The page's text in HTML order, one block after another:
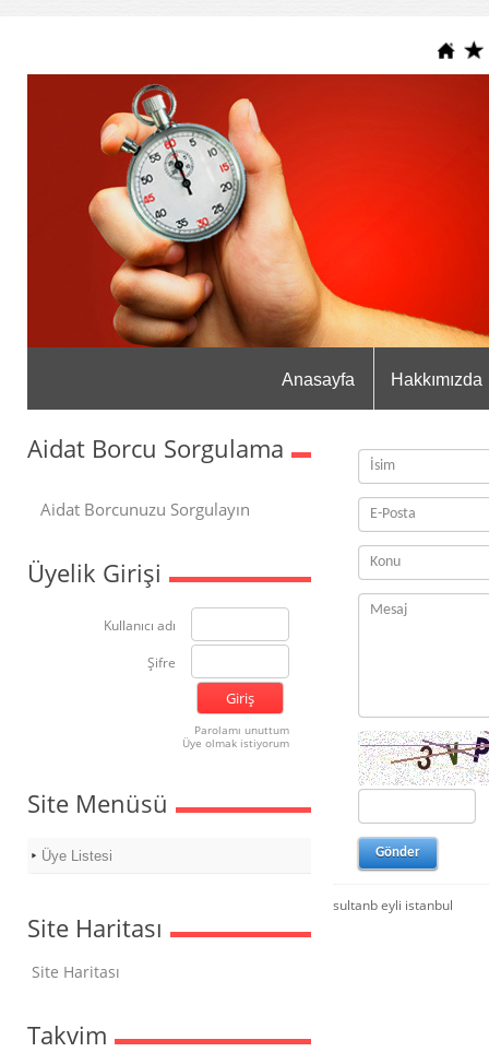
Anasayfa Hakkımızda
Aidat Borcu Sorgulama
Aidat Borcunuzu Sorgulayın
Üyelik Girişi
Kullanıcı adı
Şifre
Parolamı unuttum
Üye olmak istiyorum
Site Menüsü
Üye Listesi
Site Haritası
Site Haritası
Takvim
sultanb eyli istanbul